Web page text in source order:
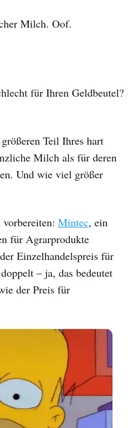
Milch. Oof.
für Ihren Geldbeutel?
Teil Ihres hart
Milch als für deren
Und wie viel größer
Mintec, ein
für Agrarprodukte
Einzelhandelspreis für
– ja, das bedeutet
der Preis für